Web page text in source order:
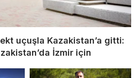
uçuşla Kazakistan’a gitti:
İzmir için